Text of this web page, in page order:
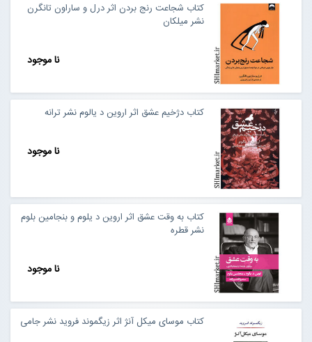
کتاب شجاعت رنج بردن اثر درل و ساراون تانگرن
نشر میلکان
نا موجود
کتاب دژخیم عشق اثر اروین د یالوم نشر ترانه
نا موجود
کتاب به وقت عشق اثر اروین د یلوم و بنجامین بلوم
نشر قطره
نا موجود
کتاب موسای میکل آنژ اثر زیگموند فروید نشر جامی